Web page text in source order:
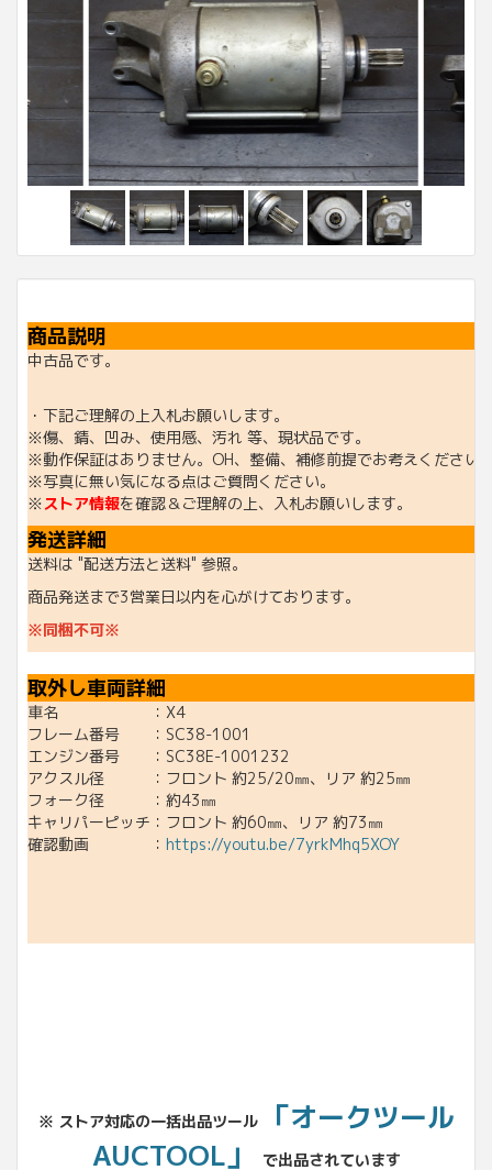
商品説明
中古品です。
・下記ご理解の上入札お願いします。
※傷、錆、凹み、使用感、汚れ 等、現状品です。
※動作保証はありません。OH、整備、補修前提でお考えください
※写真に無い気になる点はご質問ください。
※ストア情報を確認＆ご理解の上、入札お願いします。
発送詳細
送料は "配送方法と送料" 参照。
商品発送まで3営業日以内を心がけております。
※同梱不可※
取外し車両詳細
車名 ：X4
フレーム番号 ：SC38-1001
エンジン番号 ：SC38E-1001232
アクスル径 ：フロント 約25/20㎜、リア 約25㎜
フォーク径 ：約43㎜
キャリパーピッチ：フロント 約60㎜、リア 約73㎜
確認動画 ： https://youtu.be/7yrkMhq5XOY
※ ストア対応の一括出品ツール
「オークツール
AUCTOOL」
で出品されています